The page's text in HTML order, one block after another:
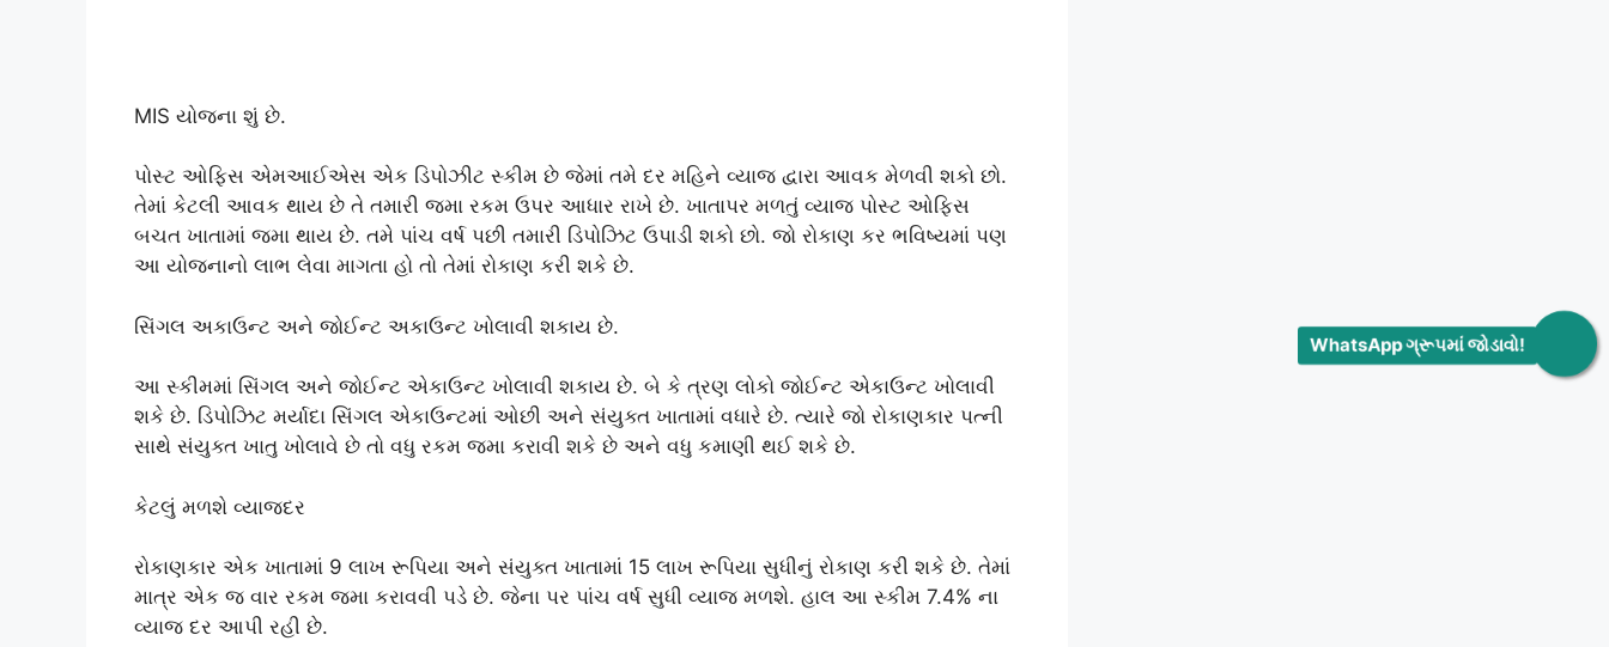
WhatsApp ગ્રૂપમાં જોડાવો!
MIS યોજના શું છે.
પોસ્ટ ઓફિસ એમઆઈએસ એક ડિપોઝીટ સ્કીમ છે જેમાં તમે દર મહિને વ્યાજ દ્વારા આવક મેળવી શકો છો.
તેમાં કેટલી આવક થાય છે તે તમારી જમા રકમ ઉપર આધાર રાખે છે. ખાતાપર મળતું વ્યાજ પોસ્ટ ઓફિસ
બચત ખાતામાં જમા થાય છે. તમે પાંચ વર્ષ પછી તમારી ડિપોઝિટ ઉપાડી શકો છો. જો રોકાણ કર ભવિષ્યમાં પણ
આ યોજનાનો લાભ લેવા માગતા હો તો તેમાં રોકાણ કરી શકે છે.
સિંગલ અકાઉન્ટ અને જોઈન્ટ અકાઉન્ટ ખોલાવી શકાય છે.
આ સ્કીમમાં સિંગલ અને જોઈન્ટ એકાઉન્ટ ખોલાવી શકાય છે. બે કે ત્રણ લોકો જોઈન્ટ એકાઉન્ટ ખોલાવી
શકે છે. ડિપોઝિટ મર્યાદા સિંગલ એકાઉન્ટમાં ઓછી અને સંયુક્ત ખાતામાં વધારે છે. ત્યારે જો રોકાણકાર પત્ની
સાથે સંયુક્ત ખાતુ ખોલાવે છે તો વધુ રકમ જમા કરાવી શકે છે અને વધુ કમાણી થઈ શકે છે.
કેટલું મળશે વ્યાજદર
રોકાણકાર એક ખાતામાં 9 લાખ રૂપિયા અને સંયુક્ત ખાતામાં 15 લાખ રૂપિયા સુધીનું રોકાણ કરી શકે છે. તેમાં
માત્ર એક જ વાર રકમ જમા કરાવવી પડે છે. જેના પર પાંચ વર્ષ સુધી વ્યાજ મળશે. હાલ આ સ્કીમ 7.4% ના
વ્યાજ દર આપી રહી છે.